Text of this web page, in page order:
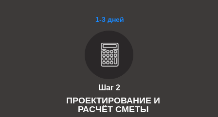
1-3 дней
Шаг 2
ПРОЕКТИРОВАНИЕ И
РАСЧЁТ СМЕТЫ